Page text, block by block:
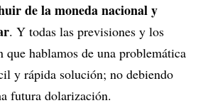
de la moneda nacional y
. Y todas las previsiones y los
que hablamos de una problemática
y rápida solución; no debiendo
futura dolarización.